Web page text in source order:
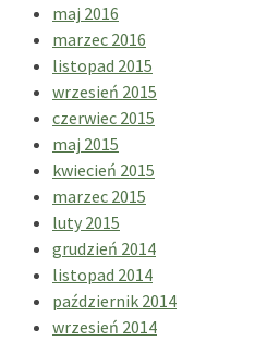
maj 2016
marzec 2016
listopad 2015
wrzesień 2015
czerwiec 2015
maj 2015
kwiecień 2015
marzec 2015
luty 2015
grudzień 2014
listopad 2014
październik 2014
wrzesień 2014